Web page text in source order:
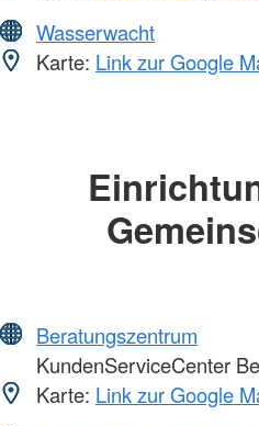
Wasserwacht
Karte: Link zur Google
Beratungszentrum
KundenServiceCenter
Karte: Link zur Google